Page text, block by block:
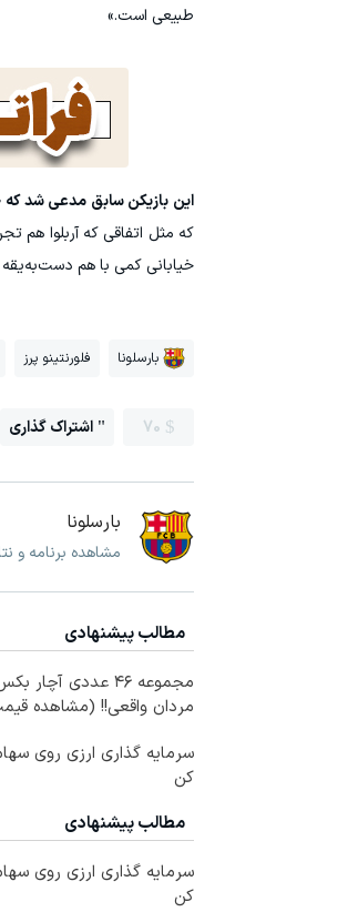
طبیعی است.»
این بازیکن سابق مدعی شد
که مثل اتفاقی که آربلوا
خیابانی کمی با هم
بارسلونا فلورنتینو پرز
70 اشتراک گذاری
بارسلونا
مشاهده برنامه و
مطالب پیشنهادی
مجموعه ۴۶ عددی
مردان واقعی!! (مشاهده
سرمایه گذاری ارزی روی
کن
مطالب پیشنهادی
سرمایه گذاری ارزی روی
کن